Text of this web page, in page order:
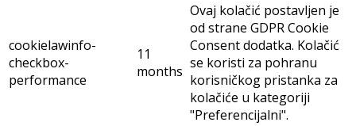
cookielawinfo-
checkbox-
performance
11
months
Ovaj kolačić postavljen je
od strane GDPR Cookie
Consent dodatka. Kolačić
se koristi za pohranu
korisničkog pristanka za
kolačiće u kategoriji
"Preferencijalni".